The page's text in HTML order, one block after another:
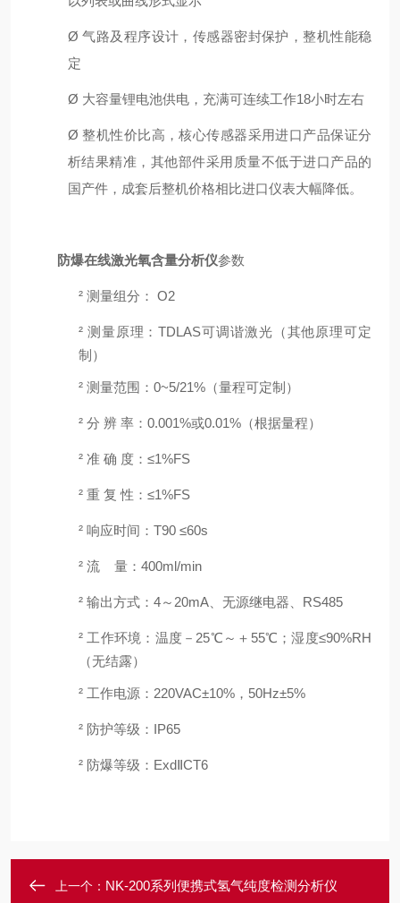
Ø气路及程序设计，传感器密封保护，整机性能稳
定
Ø 大容量锂电池供电，充满可连续工作18小时左右
Ø整机性价比高，核心传感器采用进口产品保证分
析结果精准，其他部件采用质量不低于进口产品的
国产件，成套后整机价格相比进口仪表大幅降低。
防爆在线激光氧含量分析仪参数
² 测量组分： O2
² 测量原理：TDLAS可调谐激光（其他原理可定
制）
² 测量范围： 0~5/21%（量程可定制）
² 分 辨 率： 0.001%或0.01%（根据量程）
² 准 确 度： ≤1%FS
² 重 复 性： ≤1%FS
² 响应时间： T90 ≤60s
² 流 量： 400ml/min
² 输出方式： 4～20mA、无源继电器、 RS485
² 工作环境：温度－ 25℃～＋55℃ ；湿度≤90%RH
（无结露）
² 工作电源： 220VAC±10%，50Hz±5%
² 防护等级： IP65
² 防爆等级： ExdⅡCT6
上一个： NK-200系列便携式氢气纯度检测分析仪